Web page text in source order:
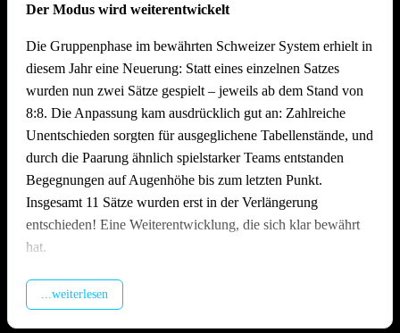
reichlich für alle Helfer vorhanden!
Der Modus wird weiterentwickelt
Die Gruppenphase im bewährten Schweizer System erhielt in
diesem Jahr eine Neuerung: Statt eines einzelnen Satzes
wurden nun zwei Sätze gespielt – jeweils ab dem Stand von
8:8. Die Anpassung kam ausdrücklich gut an: Zahlreiche
Unentschieden sorgten für ausgeglichene Tabellenstände, und
durch die Paarung ähnlich spielstarker Teams entstanden
Begegnungen auf Augenhöhe bis zum letzten Punkt.
Insgesamt 11 Sätze wurden erst in der Verlängerung
entschieden! Eine Weiterentwicklung, die sich klar bewährt
hat.
Packende Spiele quer durchs Feld
...weiterlesen